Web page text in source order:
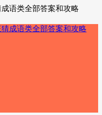
语类全部答案和攻略